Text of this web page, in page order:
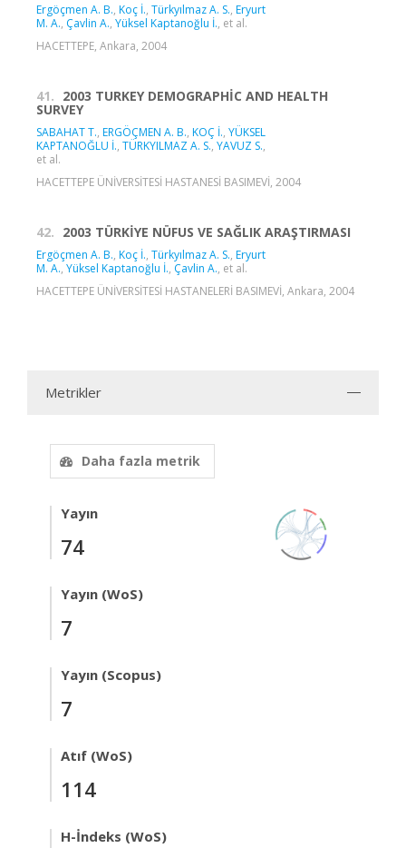
Ergöçmen A. B., Koç İ., Türkyılmaz A. S., Eryurt
M. A., Çavlin A., Yüksel Kaptanoğlu İ., et al.
HACETTEPE, Ankara, 2004
41. 2003 TURKEY DEMOGRAPHİC AND HEALTH
SURVEY
SABAHAT T., ERGÖÇMEN A. B., KOÇ İ., YÜKSEL
KAPTANOĞLU İ., TÜRKYILMAZ A. S., YAVUZ S.,
et al.
HACETTEPE ÜNİVERSİTESİ HASTANESİ BASIMEVİ, 2004
42. 2003 TÜRKİYE NÜFUS VE SAĞLIK ARAŞTIRMASI
Ergöçmen A. B., Koç İ., Türkyılmaz A. S., Eryurt
M. A., Yüksel Kaptanoğlu İ., Çavlin A., et al.
HACETTEPE ÜNİVERSİTESİ HASTANELERİ BASIMEVİ, Ankara, 2004
Metrikler
Daha fazla metrik
Yayın
74
Yayın (WoS)
7
Yayın (Scopus)
7
Atıf (WoS)
114
H-İndeks (WoS)